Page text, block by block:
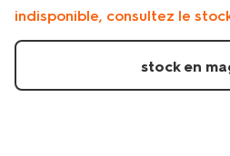
indisponible, consultez le
stock en